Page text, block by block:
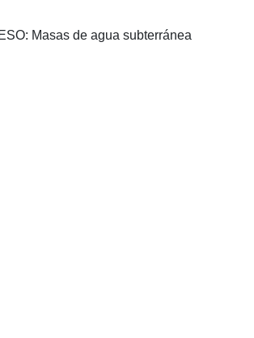
Masas de agua subterránea